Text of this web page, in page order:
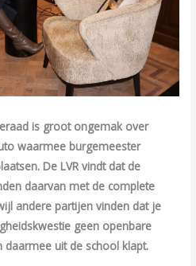
is groot ongemak over
waarmee burgemeester
De LVR vindt dat de
daarvan met de complete
andere partijen vinden dat je
geen openbare
uit de school klapt.